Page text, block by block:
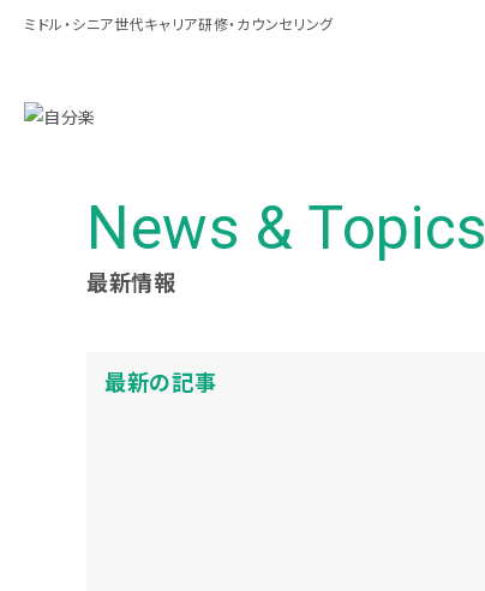
ミドル・シニア世代キャリア研修・カウンセリング
News & Topics
最新情報
最新の記事